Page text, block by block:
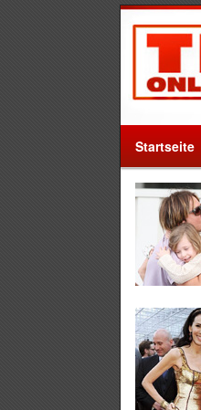
Startseite